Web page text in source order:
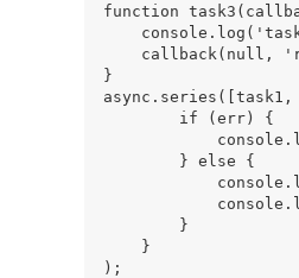
function
callback(null,
}
        if (err) {
        } else {
        }
    }